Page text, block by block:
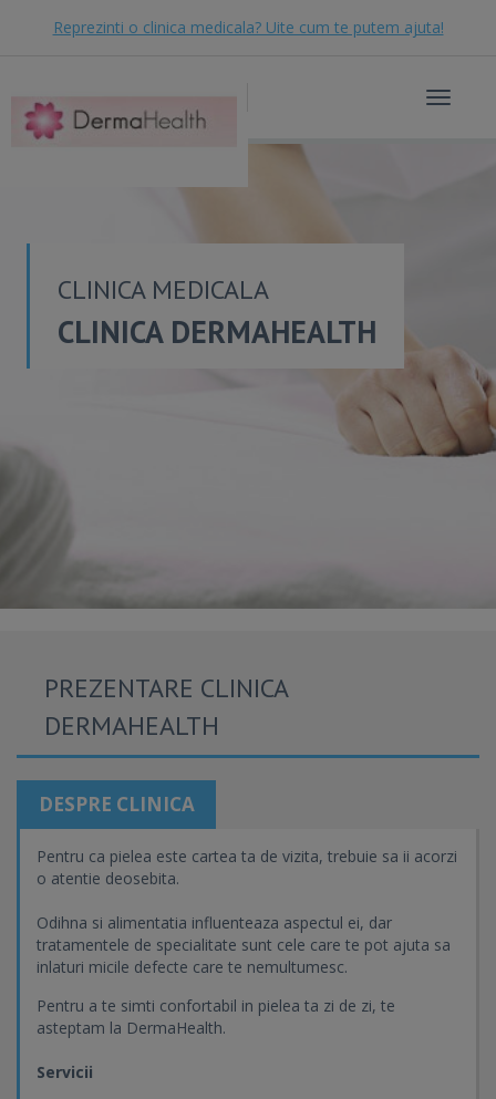
Reprezinti o clinica medicala? Uite cum te putem ajuta!
Toggle
CLINICA MEDICALA
CLINICA DERMAHEALTH
PREZENTARE CLINICA
DERMAHEALTH
DESPRE CLINICA
Pentru ca pielea este cartea ta de vizita, trebuie sa ii acorzi
o atentie deosebita.
Odihna si alimentatia influenteaza aspectul ei, dar
tratamentele de specialitate sunt cele care te pot ajuta sa
inlaturi micile defecte care te nemultumesc.
Pentru a te simti confortabil in pielea ta zi de zi, te
asteptam la DermaHealth.
Servicii